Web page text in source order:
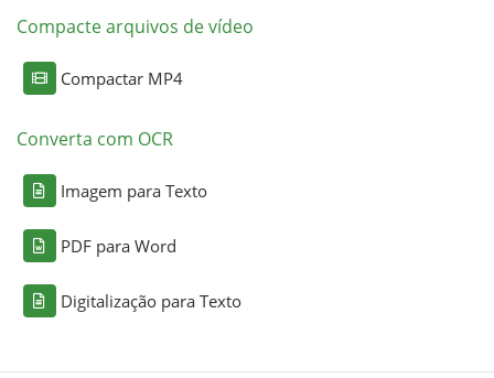
Compacte arquivos de vídeo
Compactar MP4
Converta com OCR
Imagem para Texto
PDF para Word
Digitalização para Texto